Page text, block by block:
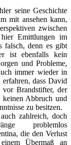
seine Geschichte
mit ansehen kann,
zwischen
Emittlungen im
falsch, denn es gibt
ist ebenfalls kein
und Probleme,
immer wieder in
dass David
Brandstifter, der
keinen Abbruch und
zu besitzen.
zahlreich, doch
problemlos
die den Verlust
Übermaß an